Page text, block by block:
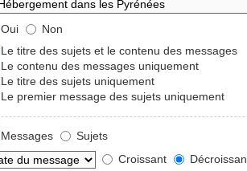
Oui
Non
Le titre des sujets et le contenu des messages
Le contenu des messages uniquement
Le titre des sujets uniquement
Le premier message des sujets uniquement
Messages
Sujets
Croissant